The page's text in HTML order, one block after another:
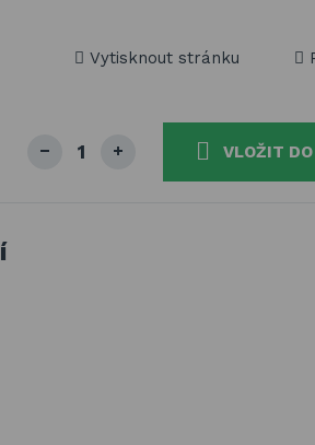
Vytisknout stránku
VLOŽIT DO